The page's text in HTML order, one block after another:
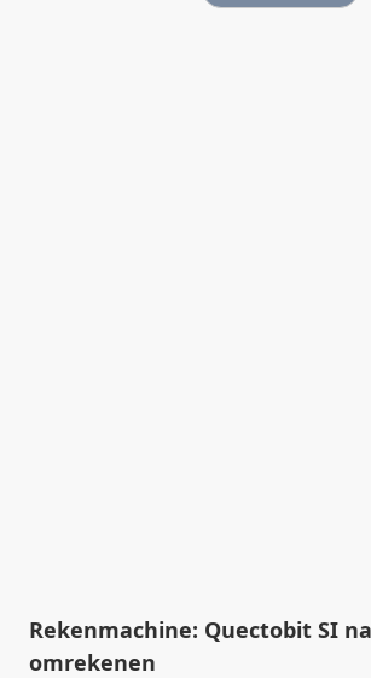
Rekenmachine: Quectobit SI
omrekenen